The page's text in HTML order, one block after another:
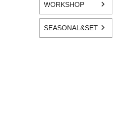
WORKSHOP
SEASONAL&SET